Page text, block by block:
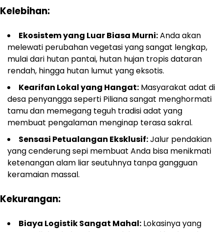
Kelebihan:
Ekosistem yang Luar Biasa Murni:Anda akan
melewati perubahan vegetasi yang sangat lengkap,
mulai dari hutan pantai, hutan hujan tropis dataran
rendah, hingga hutan lumut yang eksotis.
Kearifan Lokal yang Hangat: Masyarakat adat di
desa penyangga seperti Piliana sangat menghormati
tamu dan memegang teguh tradisi adat yang
membuat pengalaman menginap terasa sakral.
Sensasi Petualangan Eksklusif:Jalur pendakian
yang cenderung sepi membuat Anda bisa menikmati
ketenangan alam liar seutuhnya tanpa gangguan
keramaian massal.
Kekurangan:
Biaya Logistik Sangat Mahal: Lokasinya yang